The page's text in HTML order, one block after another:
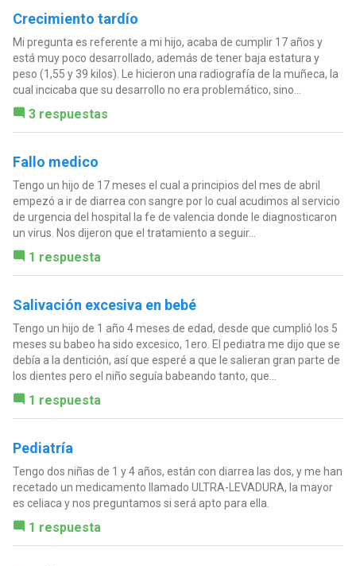
Crecimiento tardío
Mi pregunta es referente a mi hijo, acaba de cumplir 17 años y
está muy poco desarrollado, además de tener baja estatura y
peso (1,55 y 39 kilos). Le hicieron una radiografía de la muñeca, la
cual incicaba que su desarrollo no era problemático, sino...
3 respuestas
Fallo medico
Tengo un hijo de 17 meses el cual a principios del mes de abril
empezó a ir de diarrea con sangre por lo cual acudimos al servicio
de urgencia del hospital la fe de valencia donde le diagnosticaron
un virus. Nos dijeron que el tratamiento a seguir...
1 respuesta
Salivación excesiva en bebé
Tengo un hijo de 1 año 4 meses de edad, desde que cumplió los 5
meses su babeo ha sido excesico, 1ero. El pediatra me dijo que se
debía a la dentición, así que esperé a que le salieran gran parte de
los dientes pero el niño seguía babeando tanto, que...
1 respuesta
Pediatría
Tengo dos niñas de 1 y 4 años, están con diarrea las dos, y me han
recetado un medicamento llamado ULTRA-LEVADURA, la mayor
es celiaca y nos preguntamos si será apto para ella.
1 respuesta